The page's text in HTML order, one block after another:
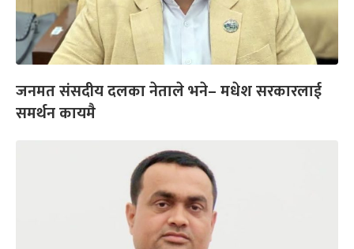
जनमत संसदीय दलका नेताले भने– मधेश सरकारलाई
समर्थन कायमै